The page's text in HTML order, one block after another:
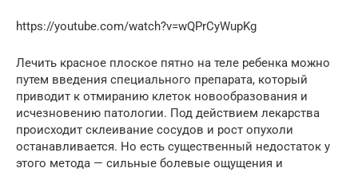
https://youtube.com/watch?v=wQPrCyWupKg
Лечить красное плоское пятно на теле ребенка можно
путем введения специального препарата, который
приводит к отмиранию клеток новообразования и
исчезновению патологии. Под действием лекарства
происходит склеивание сосудов и рост опухоли
останавливается. Но есть существенный недостаток у
этого метода — сильные болевые ощущения и